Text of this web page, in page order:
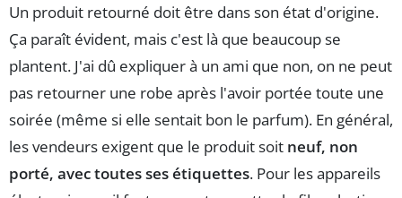
Un produit retourné doit être dans son état d'origine.
Ça paraît évident, mais c'est là que beaucoup se
plantent. J'ai dû expliquer à un ami que non, on ne peut
pas retourner une robe après l'avoir portée toute une
soirée (même si elle sentait bon le parfum). En général,
les vendeurs exigent que le produit soit neuf, non
porté, avec toutes ses étiquettes. Pour les appareils